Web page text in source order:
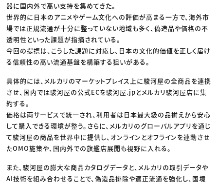
器に国内外で高い支持を集めてきた。
世界的に日本のアニメやゲーム文化への評価が高まる一方で、海外市
場では正規流通が十分に整っていない地域も多く、偽造品や価格の不
透明性といった課題が指摘されている。
今回の提携は、こうした課題に対応し、日本の文化的価値を正しく届け
る信頼性の高い流通基盤を構築する狙いがある。
具体的には、メルカリのマーケットプレイス上に駿河屋の全商品を連携
させ、国内では駿河屋の公式ECを駿河屋.jpとメルカリ駿河屋店に集
約する。
価格は両サービスで統一され、利用者は日本最大級の品揃えから安心
して購入できる環境が整う。さらに、メルカリのグローバルアプリを通じ
て駿河屋の商品を世界中に提供し、オンラインとオフラインを連動させ
たOMO施策や、国内外での旗艦店展開も視野に入れる。
また、駿河屋の膨大な商品カタログデータと、メルカリの取引データや
AI技術を組み合わせることで、偽造品排除や適正流通を強化し、国境